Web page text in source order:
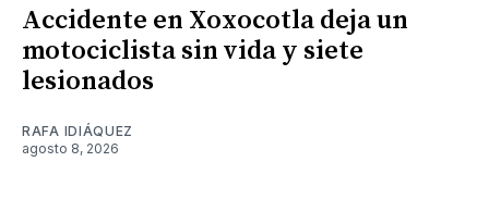
Accidente en Xoxocotla deja un
motociclista sin vida y siete
lesionados
RAFA IDIÁQUEZ
agosto 8, 2026